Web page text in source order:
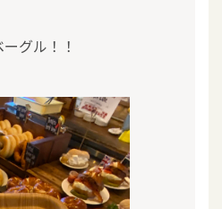
グル！！